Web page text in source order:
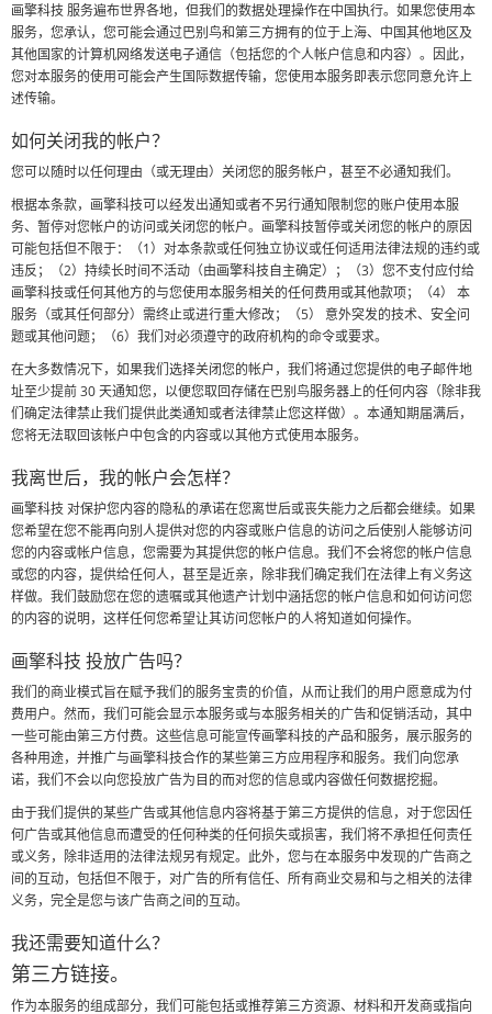
画擎科技 服务遍布世界各地，但我们的数据处理操作在中国执行。如果您使用本
服务，您承认，您可能会通过巴别鸟和第三方拥有的位于上海、中国其他地区及
其他国家的计算机网络发送电子通信（包括您的个人帐户信息和内容）。因此，
您对本服务的使用可能会产生国际数据传输，您使用本服务即表示您同意允许上
述传输。
如何关闭我的帐户？
您可以随时以任何理由（或无理由）关闭您的服务帐户，甚至不必通知我们。
根据本条款，画擎科技可以经发出通知或者不另行通知限制您的账户使用本服
务、暂停对您帐户的访问或关闭您的帐户。画擎科技暂停或关闭您的帐户的原因
可能包括但不限于：（1）对本条款或任何独立协议或任何适用法律法规的违约或
违反；（2）持续长时间不活动（由画擎科技自主确定）；（3）您不支付应付给
画擎科技或任何其他方的与您使用本服务相关的任何费用或其他款项；（4） 本
服务（或其任何部分）需终止或进行重大修改；（5） 意外突发的技术、安全问
题或其他问题；（6）我们对必须遵守的政府机构的命令或要求。
在大多数情况下，如果我们选择关闭您的帐户，我们将通过您提供的电子邮件地
址至少提前 30 天通知您，以便您取回存储在巴别鸟服务器上的任何内容（除非我
们确定法律禁止我们提供此类通知或者法律禁止您这样做）。本通知期届满后，
您将无法取回该帐户中包含的内容或以其他方式使用本服务。
我离世后，我的帐户会怎样？
画擎科技 对保护您内容的隐私的承诺在您离世后或丧失能力之后都会继续。如果
您希望在您不能再向别人提供对您的内容或账户信息的访问之后使别人能够访问
您的内容或帐户信息，您需要为其提供您的帐户信息。我们不会将您的帐户信息
或您的内容，提供给任何人，甚至是近亲，除非我们确定我们在法律上有义务这
样做。我们鼓励您在您的遗嘱或其他遗产计划中涵括您的帐户信息和如何访问您
的内容的说明，这样任何您希望让其访问您帐户的人将知道如何操作。
画擎科技 投放广告吗？
我们的商业模式旨在赋予我们的服务宝贵的价值，从而让我们的用户愿意成为付
费用户。然而，我们可能会显示本服务或与本服务相关的广告和促销活动，其中
一些可能由第三方付费。这些信息可能宣传画擎科技的产品和服务，展示服务的
各种用途，并推广与画擎科技合作的某些第三方应用程序和服务。我们向您承
诺，我们不会以向您投放广告为目的而对您的信息或内容做任何数据挖掘。
由于我们提供的某些广告或其他信息内容将基于第三方提供的信息，对于您因任
何广告或其他信息而遭受的任何种类的任何损失或损害，我们将不承担任何责任
或义务，除非适用的法律法规另有规定。此外，您与在本服务中发现的广告商之
间的互动，包括但不限于，对广告的所有信任、所有商业交易和与之相关的法律
义务，完全是您与该广告商之间的互动。
我还需要知道什么？
第三方链接。
作为本服务的组成部分，我们可能包括或推荐第三方资源、材料和开发商或指向